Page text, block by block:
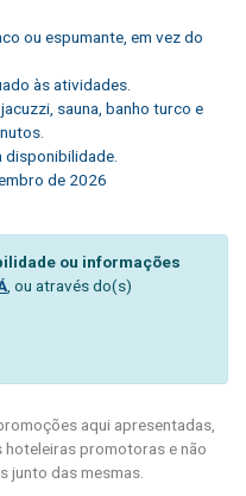
ou espumante, em vez do
às atividades.
sauna, banho turco e
de 2026
ou informações
, ou através do(s)
aqui apresentadas,
hoteleiras promotoras e não
junto das mesmas.